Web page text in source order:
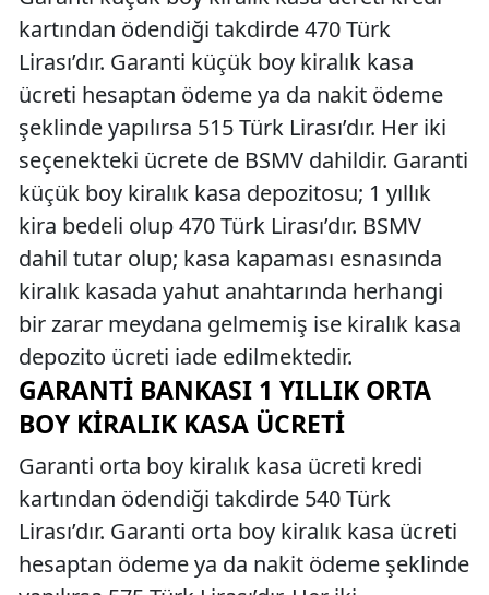
kartından ödendiği takdirde 470 Türk
Lirası’dır. Garanti küçük boy kiralık kasa
ücreti hesaptan ödeme ya da nakit ödeme
şeklinde yapılırsa 515 Türk Lirası’dır. Her iki
seçenekteki ücrete de BSMV dahildir. Garanti
küçük boy kiralık kasa depozitosu; 1 yıllık
kira bedeli olup 470 Türk Lirası’dır. BSMV
dahil tutar olup; kasa kapaması esnasında
kiralık kasada yahut anahtarında herhangi
bir zarar meydana gelmemiş ise kiralık kasa
depozito ücreti iade edilmektedir.
GARANTI BANKASI 1 YILLIK ORTA
BOY KIRALIK KASA ÜCRETI
Garanti orta boy kiralık kasa ücreti kredi
kartından ödendiği takdirde 540 Türk
Lirası’dır. Garanti orta boy kiralık kasa ücreti
hesaptan ödeme ya da nakit ödeme şeklinde